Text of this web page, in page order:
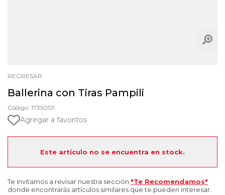
REGRESAR
Ballerina con Tiras Pampili
Código: 17350511
Agregar a favoritos
Este artículo no se encuentra en stock.
Te invitamos a revisar nuestra sección "Te Recomendamos"
donde encontrarás artículos similares que te pueden interesar.